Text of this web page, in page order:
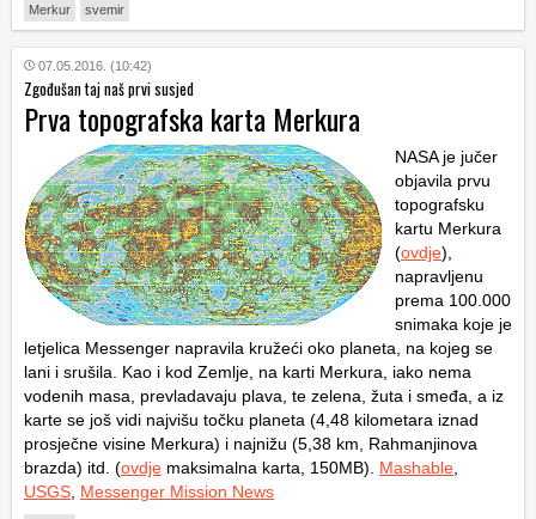
Merkur svemir
07.05.2016. (10:42)
Zgođušan taj naš prvi susjed
Prva topografska karta Merkura
NASA je jučer
objavila prvu
topografsku
kartu Merkura
(ovdje),
napravljenu
prema 100.000
snimaka koje je
letjelica Messenger napravila kružeći oko planeta, na kojeg se
lani i srušila. Kao i kod Zemlje, na karti Merkura, iako nema
vodenih masa, prevladavaju plava, te zelena, žuta i smeđa, a iz
karte se još vidi najvišu točku planeta (4,48 kilometara iznad
prosječne visine Merkura) i najnižu (5,38 km, Rahmanjinova
brazda) itd. (ovdje maksimalna karta, 150MB). Mashable
USGS Messenger Mission News